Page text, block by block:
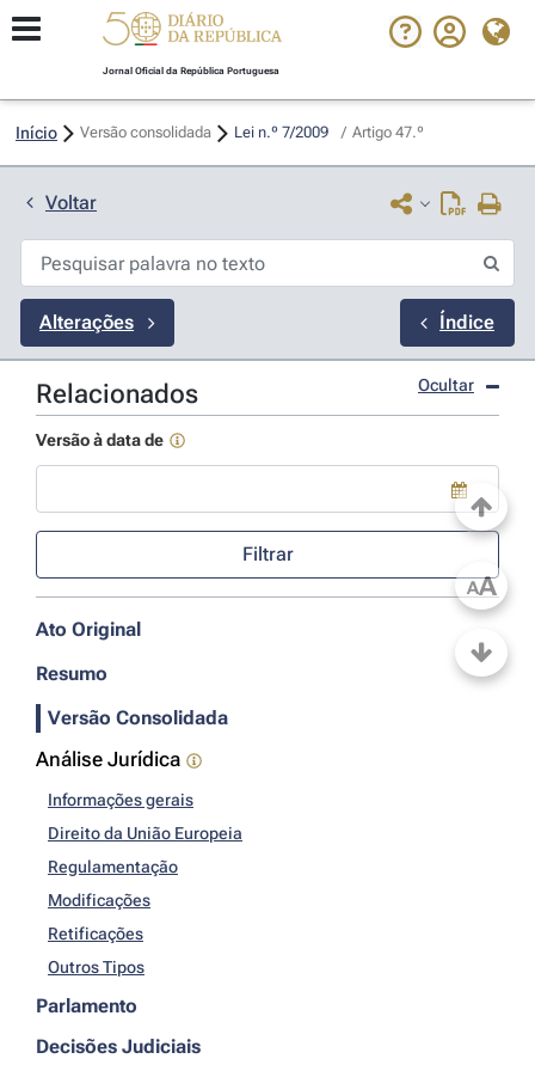
Jornal Oficial da República Portuguesa
Início Versão consolidada Lei n.º 7/2009 / Artigo 47.º
Voltar
Alterações Índice
Relacionados Ocultar
Versão à data de
Use a tecla de seta para baixo para abrir o calendário; Use as
Filtrar
Ato Original
Resumo
Versão Consolidada
Análise Jurídica
Informações gerais
Direito da União Europeia
Regulamentação
Modificações
Retificações
Outros Tipos
Parlamento
Decisões Judiciais
AA